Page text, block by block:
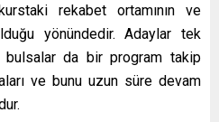
rekabet ortamının ve
yönündedir. Adaylar tek
bulsalar da bir program takip
ve bunu uzun süre devam